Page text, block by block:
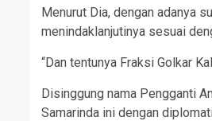
Menurut Dia, dengan adanya
menindaklanjutinya sesuai
“Dan tentunya Fraksi Golkar
Disinggung nama Pengganti
Samarinda ini dengan